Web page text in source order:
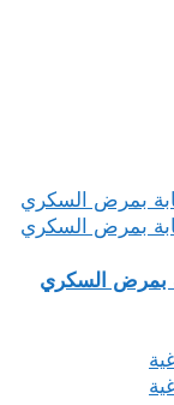
بمرض السكري